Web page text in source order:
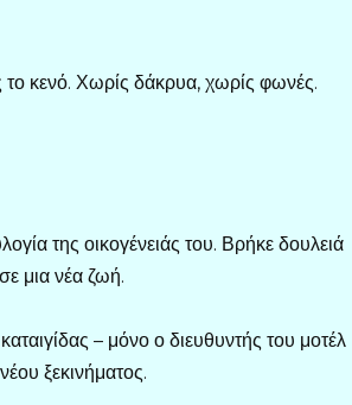
το κενό. Χωρίς δάκρυα, χωρίς φωνές.
της οικογένειάς του. Βρήκε δουλειά
μια νέα ζωή.
– μόνο ο διευθυντής του μοτέλ
ξεκινήματος.